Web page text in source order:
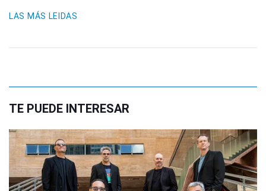
LAS MÁS LEIDAS
TE PUEDE INTERESAR